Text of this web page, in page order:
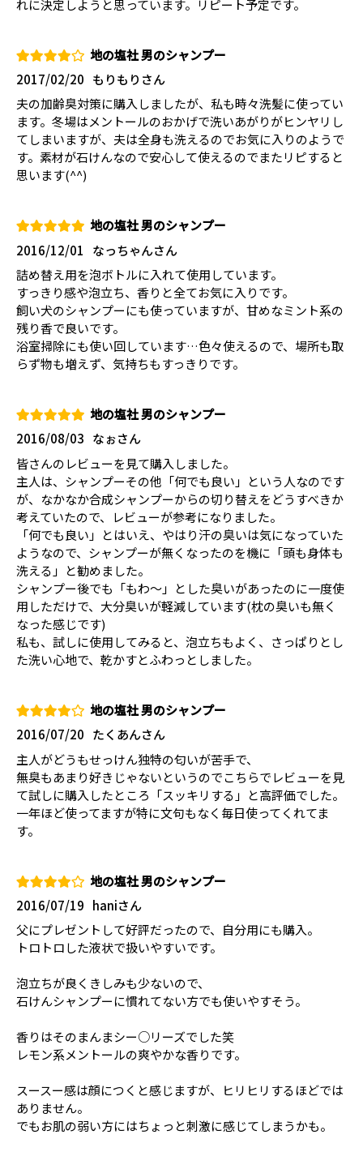
れに決定しようと思っています。リピート予定です。
地の塩社 男のシャンプー
もりもりさん
2017/02/20
夫の加齢臭対策に購入しましたが、私も時々洗髪に使ってい
ます。冬場はメントールのおかげで洗いあがりがヒンヤリし
てしまいますが、夫は全身も洗えるのでお気に入りのようで
す。素材が石けんなので安心して使えるのでまたリピすると
思います(^^)
地の塩社 男のシャンプー
なっちゃんさん
2016/12/01
詰め替え用を泡ボトルに入れて使用しています。
すっきり感や泡立ち、香りと全てお気に入りです。
飼い犬のシャンプーにも使っていますが、甘めなミント系の
残り香で良いです。
浴室掃除にも使い回しています…色々使えるので、場所も取
らず物も増えず、気持ちもすっきりです。
地の塩社 男のシャンプー
なぉさん
2016/08/03
皆さんのレビューを見て購入しました。
主人は、シャンプーその他「何でも良い」という人なのです
が、なかなか合成シャンプーからの切り替えをどうすべきか
考えていたので、レビューが参考になりました。
「何でも良い」とはいえ、やはり汗の臭いは気になっていた
ようなので、シャンプーが無くなったのを機に「頭も身体も
洗える」と勧めました。
シャンプー後でも「もわ～」とした臭いがあったのに一度使
用しただけで、大分臭いが軽減しています(枕の臭いも無く
なった感じです)
私も、試しに使用してみると、泡立ちもよく、さっぱりとし
た洗い心地で、乾かすとふわっとしました。
地の塩社 男のシャンプー
たくあんさん
2016/07/20
主人がどうもせっけん独特の匂いが苦手で、
無臭もあまり好きじゃないというのでこちらでレビューを見
て試しに購入したところ「スッキリする」と高評価でした。
一年ほど使ってますが特に文句もなく毎日使ってくれてま
す。
地の塩社 男のシャンプー
haniさん
2016/07/19
父にプレゼントして好評だったので、自分用にも購入。
トロトロした液状で扱いやすいです。
泡立ちが良くきしみも少ないので、
石けんシャンプーに慣れてない方でも使いやすそう。
香りはそのまんまシー○リーズでした笑
レモン系メントールの爽やかな香りです。
スースー感は顔につくと感じますが、ヒリヒリするほどでは
ありません。
でもお肌の弱い方にはちょっと刺激に感じてしまうかも。